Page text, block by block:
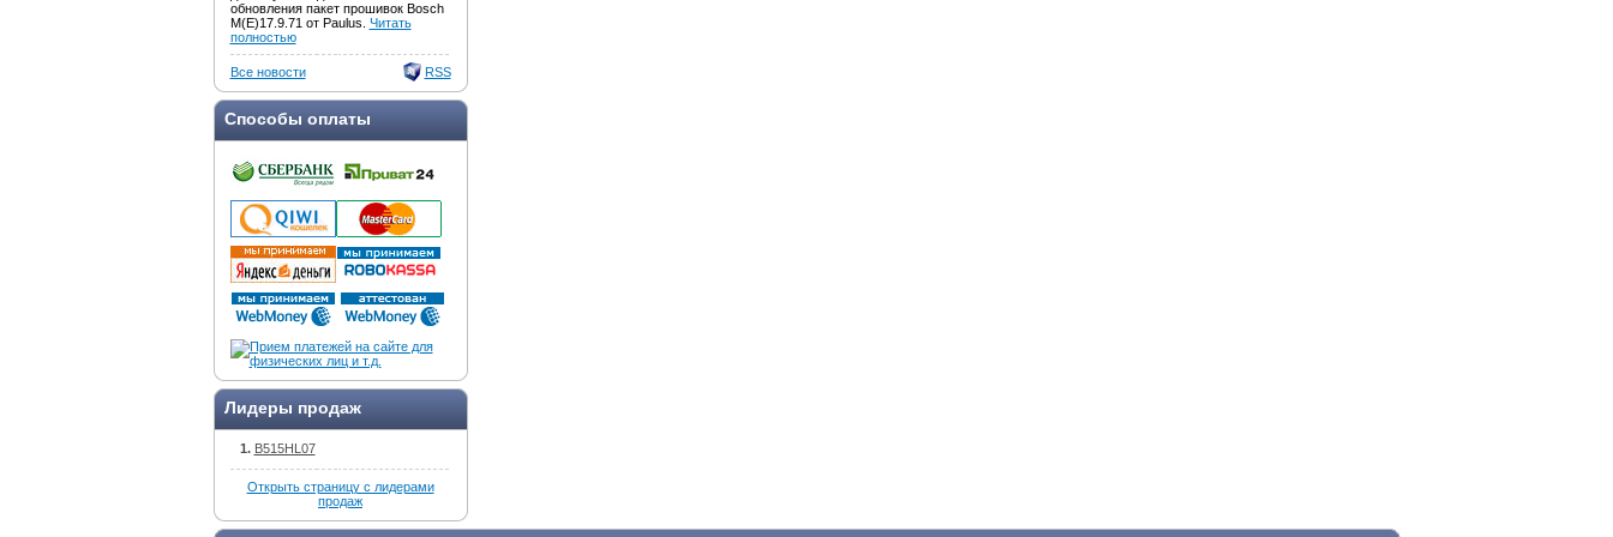
обновления пакет прошивок Bosch
M(E)17.9.71 от Paulus. Читать
полностью
Все новости RSS
Способы оплаты
Лидеры продаж
B515HL07
Открыть страницу с лидерами
продаж